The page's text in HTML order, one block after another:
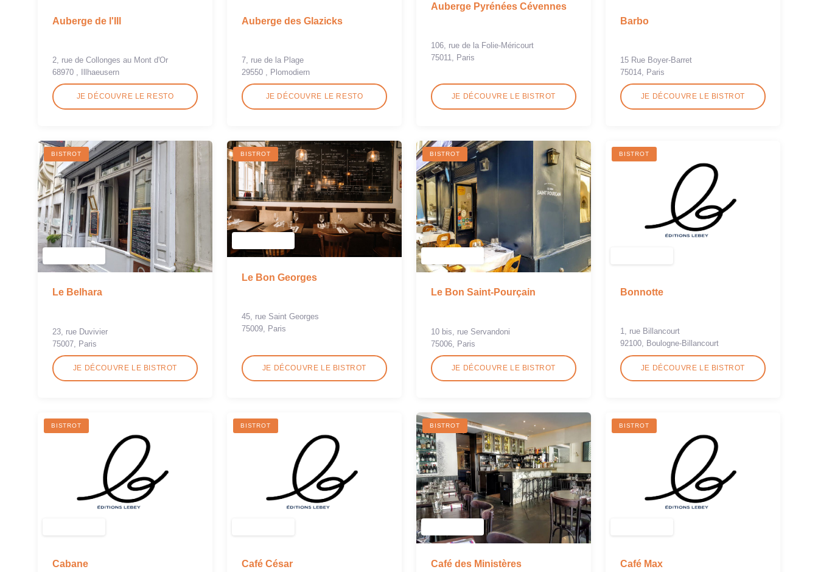
Auberge de l'Ill
2, rue de Collonges au Mont d'Or
68970 , Illhaeusern
JE DÉCOUVRE LE RESTO
Auberge des Glazicks
7, rue de la Plage
29550 , Plomodiern
JE DÉCOUVRE LE RESTO
Auberge Pyrénées Cévennes
106, rue de la Folie-Méricourt
75011, Paris
JE DÉCOUVRE LE BISTROT
Barbo
15 Rue Boyer-Barret
75014, Paris
JE DÉCOUVRE LE BISTROT
BISTROT
Le Belhara
23, rue Duvivier
75007, Paris
JE DÉCOUVRE LE BISTROT
BISTROT
Le Bon Georges
45, rue Saint Georges
75009, Paris
JE DÉCOUVRE LE BISTROT
BISTROT
Le Bon Saint-Pourçain
10 bis, rue Servandoni
75006, Paris
JE DÉCOUVRE LE BISTROT
BISTROT
Bonnotte
1, rue Billancourt
92100, Boulogne-Billancourt
JE DÉCOUVRE LE BISTROT
BISTROT
Cabane
BISTROT
Café César
BISTROT
Café des Ministères
BISTROT
Café Max